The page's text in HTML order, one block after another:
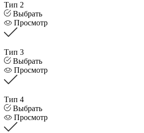
Тип 2
Выбрать
Просмотр
Тип 3
Выбрать
Просмотр
Тип 4
Выбрать
Просмотр